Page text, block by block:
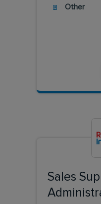
Other
Sales